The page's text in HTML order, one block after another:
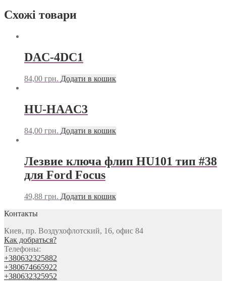
кількість
Схожі товари
DAC-4DC1
84,00 грн. Додати в кошик
HU-HAAC3
84,00 грн. Додати в кошик
Лезвие ключа флип HU101 тип #38
для Ford Focus
49,88 грн. Додати в кошик
Контакты
Киев, пр. Воздухофлотский, 16, офис 84
Как добраться?
Телефоны:
+380632325882
+380674665922
+380632325952